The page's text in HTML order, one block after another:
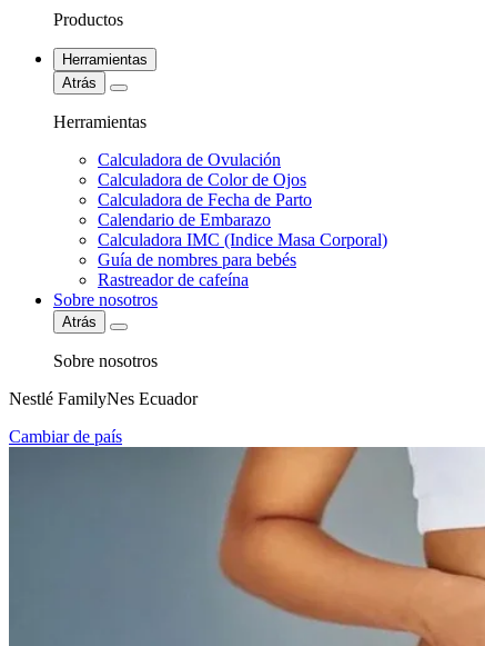
Productos
Herramientas
Atrás
Herramientas
Calculadora de Ovulación
Calculadora de Color de Ojos
Calculadora de Fecha de Parto
Calendario de Embarazo
Calculadora IMC (Indice Masa Corporal)
Guía de nombres para bebés
Rastreador de cafeína
Sobre nosotros
Atrás
Sobre nosotros
Nestlé FamilyNes Ecuador
Cambiar de país